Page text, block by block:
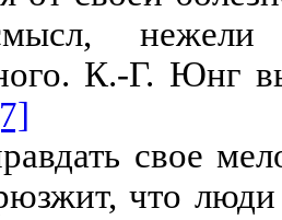
нежели
К.-Г. Юнг
свое
что